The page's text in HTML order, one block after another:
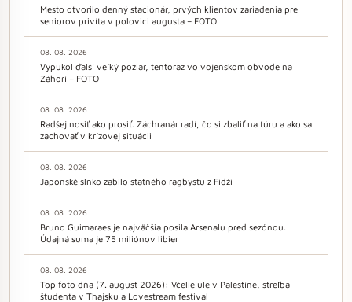
Mesto otvorilo denný stacionár, prvých klientov zariadenia pre
seniorov privíta v polovici augusta – FOTO
08. 08. 2026
Vypukol ďalší veľký požiar, tentoraz vo vojenskom obvode na
Záhorí – FOTO
08. 08. 2026
Radšej nosiť ako prosiť. Záchranár radí, čo si zbaliť na túru a ako sa
zachovať v krízovej situácii
08. 08. 2026
Japonské slnko zabilo statného ragbystu z Fidži
08. 08. 2026
Bruno Guimaraes je najväčšia posila Arsenalu pred sezónou.
Údajná suma je 75 miliónov libier
08. 08. 2026
Top foto dňa (7. august 2026): Včelie úle v Palestíne, streľba
študenta v Thajsku a Lovestream festival